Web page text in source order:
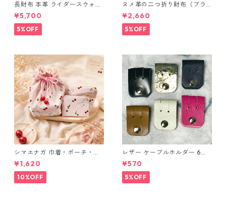
長財布 本革 ライダースウォレ
ット 国産 ヌメ革 ブラウン バ
ングラデシュ l175 レザー 革財
布 ハンドメイド 経年変化
¥5,700
5%OFF
ヌメ革の二つ折り財布（ブラ
ウン系）
¥2,660
5%OFF
シマエナガ 巾着・ポーチ・ミ
ニポーチ(カード収納にも) ３
点セット さくらんぼ柄×淡いピ
ンク
¥1,620
10%OFF
レザー ケーブルホルダー 6個
セット
¥570
5%OFF